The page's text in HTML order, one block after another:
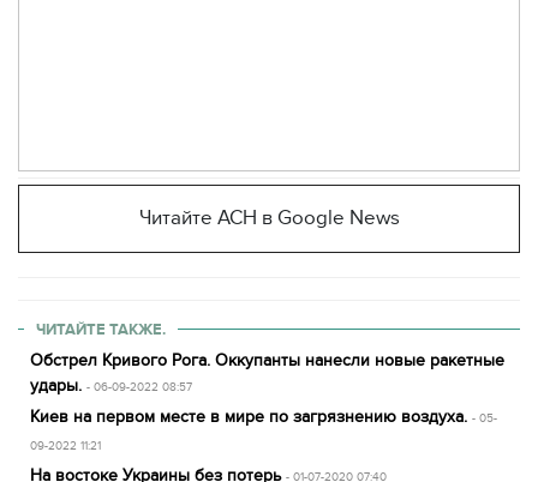
Читайте АСН в Google News
ЧИТАЙТЕ ТАКЖЕ.
Обстрел Кривого Рога. Оккупанты нанесли новые ракетные
удары. - 06-09-2022 08:57
Киев на первом месте в мире по загрязнению воздуха. - 05-
09-2022 11:21
На востоке Украины без потерь - 01-07-2020 07:40